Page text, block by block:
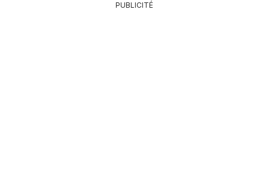
PUBLICITÉ